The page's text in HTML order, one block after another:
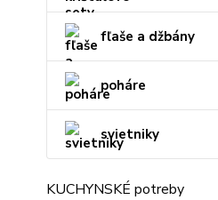
fľaše a džbány
poháre
svietniky
KUCHYNSKÉ potreby